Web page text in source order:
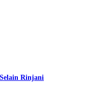
Rinjani